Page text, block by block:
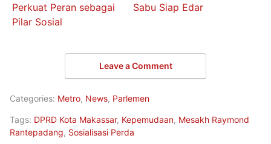
Perkuat Peran sebagai
Pilar Sosial
Sabu Siap Edar
Leave a Comment
Categories: Metro, News, Parlemen
Tags: DPRD Kota Makassar, Kepemudaan, Mesakh Raymond
Rantepadang, Sosialisasi Perda